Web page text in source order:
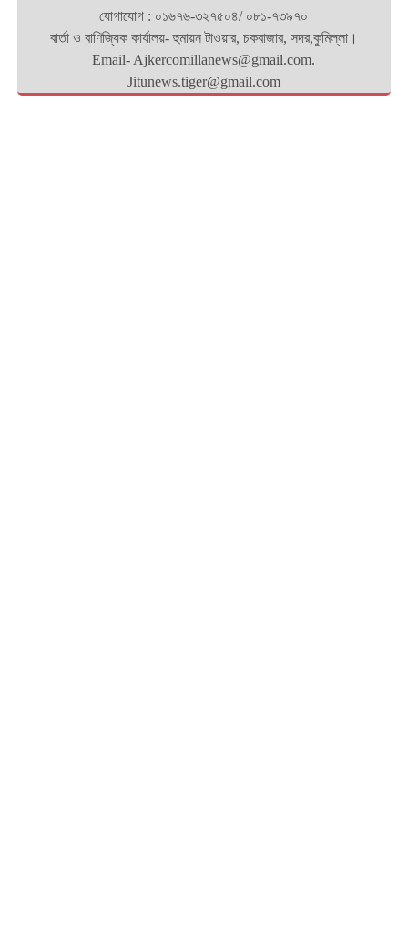
যোগাযোগ : ০১৬৭৬-৩২৭৫০৪/ ০৮১-৭৩৯৭০
বার্তা ও বাণিজ্যিক কার্যালয়- হুমায়ন টাওয়ার, চকবাজার, সদর,কুমিল্লা।
Email- Ajkercomillanews@gmail.com.
Jitunews.tiger@gmail.com